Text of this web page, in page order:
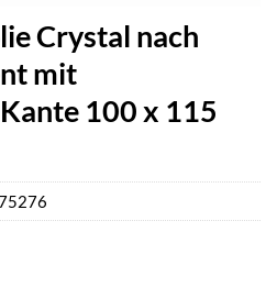
Crystal nach
mit
100 x 115